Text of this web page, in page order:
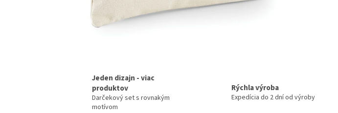
Jeden dizajn - viac
produktov
Darčekový set s rovnakým
motívom
Rýchla výroba
Expedícia do 2 dní od výroby